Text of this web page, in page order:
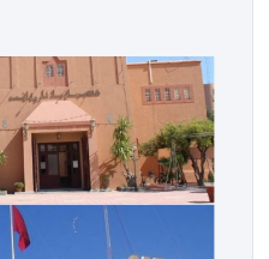
ادراج 10 التزامات ضمن
تعاقد سياسي مع المناطق
الانتخابية إلى التزامات